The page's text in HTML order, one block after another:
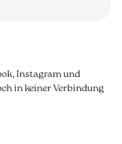
Instagram und
in keiner Verbindung